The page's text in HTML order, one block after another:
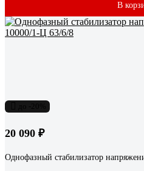
В
20 090 ₽
Однофазный стабилизатор